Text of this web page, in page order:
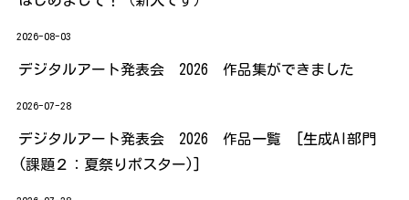
2026-08-03
デジタルアート発表会 2026 作品集ができました
2026-07-28
デジタルアート発表会 2026 作品一覧 [生成AI部門
(課題２：夏祭りポスター)]